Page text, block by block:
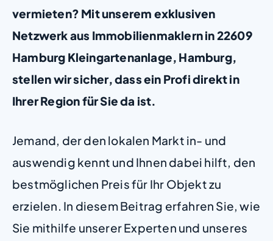
vermieten? Mit unserem exklusiven
Netzwerk aus Immobilienmaklern in 22609
Hamburg Kleingartenanlage, Hamburg,
stellen wir sicher, dass ein Profi direkt in
Ihrer Region für Sie da ist.
Jemand, der den lokalen Markt in- und
auswendig kennt und Ihnen dabei hilft, den
bestmöglichen Preis für Ihr Objekt zu
erzielen. In diesem Beitrag erfahren Sie, wie
Sie mithilfe unserer Experten und unseres